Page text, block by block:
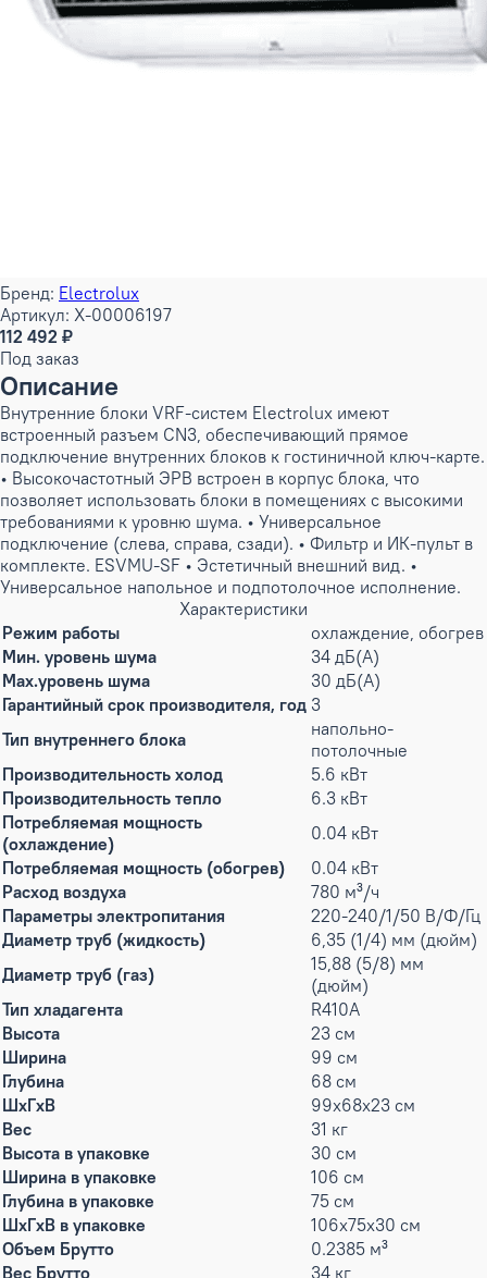
Бренд: Electrolux
Артикул: X-00006197
112 492 ₽
Под заказ
Описание
Внутренние блоки VRF-систем Electrolux имеют
встроенный разъем CN3, обеспечивающий прямое
подключение внутренних блоков к гостиничной ключ-карте.
• Высокочастотный ЭРВ встроен в корпус блока, что
позволяет использовать блоки в помещениях с высокими
требованиями к уровню шума. • Универсальное
подключение (слева, справа, сзади). • Фильтр и ИК-пульт в
комплекте. ESVMU-SF • Эстетичный внешний вид. •
Универсальное напольное и подпотолочное исполнение.
Характеристики
Режим работы
охлаждение, обогрев
Мин. уровень шума
34 дБ(А)
Max.уровень шума
30 дБ(А)
Гарантийный срок производителя, год 3
Тип внутреннего блока
напольно-
потолочные
Производительность холод
5.6 кВт
Производительность тепло
6.3 кВт
Потребляемая мощность
(охлаждение)
0.04 кВт
Потребляемая мощность (обогрев)
0.04 кВт
Расход воздуха
780 м³/ч
Параметры электропитания
220-240/1/50 В/Ф/Гц
Диаметр труб (жидкость)
6,35 (1/4) мм (дюйм)
Диаметр труб (газ)
15,88 (5/8) мм
(дюйм)
Тип хладагента
R410A
Высота
23 см
Ширина
99 см
Глубина
68 см
ШxГxВ
99x68x23 см
Вес
31 кг
Высота в упаковке
30 см
Ширина в упаковке
106 см
Глубина в упаковке
75 см
ШxГxВ в упаковке
106x75x30 см
Объем Брутто
0.2385 м³
Вес Брутто
34 кг